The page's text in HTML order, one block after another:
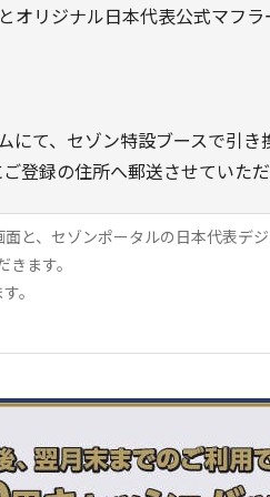
オリジナル日本代表公式マフラ
て、セゾン特設ブースで引き
録の住所へ郵送させていただ
と、セゾンポータルの日本代表デ
きます。
。